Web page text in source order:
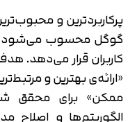
پرکاربردترین و
گوگل محسوب می‌شود که
کاربران قرار می‌دهد.
«ارائه‌ی بهترین و
ممکن» برای محقق
الگوریتم‌ها و اصلاح